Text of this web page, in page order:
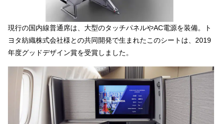
現行の国内線普通席は、大型のタッチパネルやAC電源を装備。ト
ヨタ紡織株式会社様との共同開発で生まれたこのシートは、2019
年度グッドデザイン賞を受賞しました。